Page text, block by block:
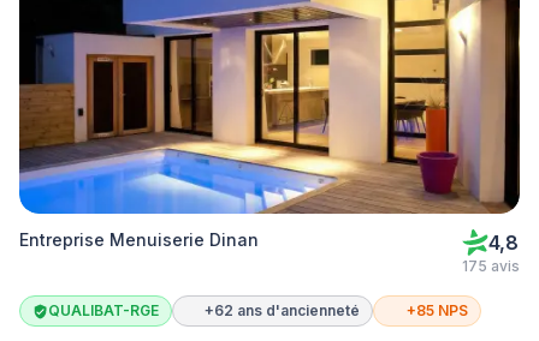
Entreprise Menuiserie Dinan 4,8
175 avis
QUALIBAT-RGE +62 ans d'ancienneté +85 NPS